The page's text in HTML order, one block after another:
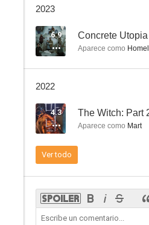
2023
6.9 Concrete Utopia
Aparece como
2022
4.3 The Witch: Part
Aparece como Mart
Ver todo